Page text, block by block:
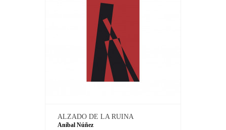
ALZADO DE LA RUINA
Aníbal Núñez